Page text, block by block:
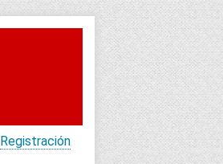
Registración